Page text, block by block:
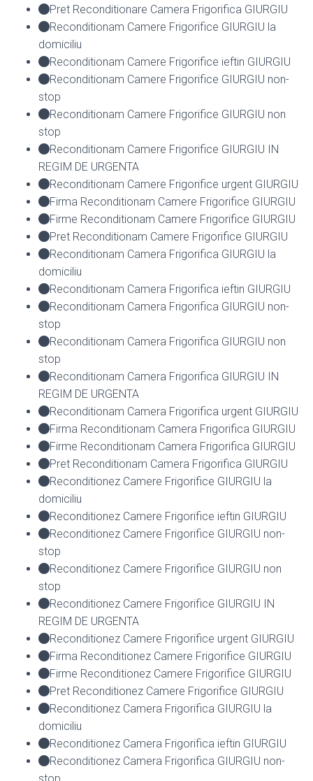
Pret Reconditionare Camera Frigorifica GIURGIU
Reconditionam Camere Frigorifice GIURGIU la
domiciliu
Reconditionam Camere Frigorifice ieftin GIURGIU
Reconditionam Camere Frigorifice GIURGIU non-
stop
Reconditionam Camere Frigorifice GIURGIU non
stop
Reconditionam Camere Frigorifice GIURGIU IN
REGIM DE URGENTA
Reconditionam Camere Frigorifice urgent GIURGIU
Firma Reconditionam Camere Frigorifice GIURGIU
Firme Reconditionam Camere Frigorifice GIURGIU
Pret Reconditionam Camere Frigorifice GIURGIU
Reconditionam Camera Frigorifica GIURGIU la
domiciliu
Reconditionam Camera Frigorifica ieftin GIURGIU
Reconditionam Camera Frigorifica GIURGIU non-
stop
Reconditionam Camera Frigorifica GIURGIU non
stop
Reconditionam Camera Frigorifica GIURGIU IN
REGIM DE URGENTA
Reconditionam Camera Frigorifica urgent GIURGIU
Firma Reconditionam Camera Frigorifica GIURGIU
Firme Reconditionam Camera Frigorifica GIURGIU
Pret Reconditionam Camera Frigorifica GIURGIU
Reconditionez Camere Frigorifice GIURGIU la
domiciliu
Reconditionez Camere Frigorifice ieftin GIURGIU
Reconditionez Camere Frigorifice GIURGIU non-
stop
Reconditionez Camere Frigorifice GIURGIU non
stop
Reconditionez Camere Frigorifice GIURGIU IN
REGIM DE URGENTA
Reconditionez Camere Frigorifice urgent GIURGIU
Firma Reconditionez Camere Frigorifice GIURGIU
Firme Reconditionez Camere Frigorifice GIURGIU
Pret Reconditionez Camere Frigorifice GIURGIU
Reconditionez Camera Frigorifica GIURGIU la
domiciliu
Reconditionez Camera Frigorifica ieftin GIURGIU
Reconditionez Camera Frigorifica GIURGIU non-